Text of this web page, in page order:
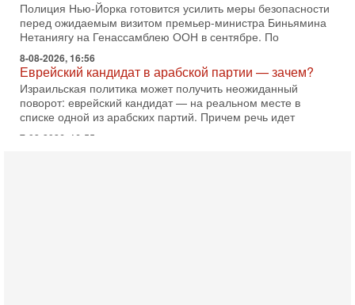
8-08-2026, 16:56
Еврейский кандидат в арабской партии — зачем?
Израильская политика может получить неожиданный
поворот: еврейский кандидат — на реальном месте в
списке одной из арабских партий. Причем речь идет
7-08-2026, 16:55
Арабо-еврейская партия изменит всё? Если
появится...
Может ли в Израиле появиться полноценный арабо-